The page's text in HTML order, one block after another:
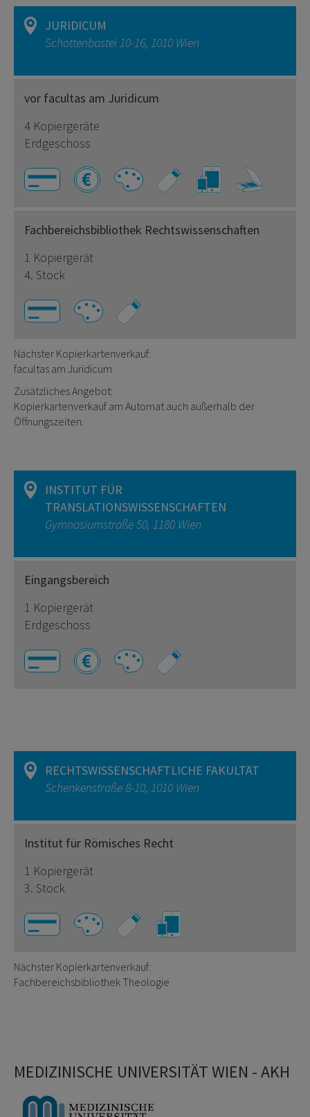
JURIDICUM
Schottenbastei 10-16, 1010 Wien
vor facultas am Juridicum
4 Kopiergeräte
Erdgeschoss
Fachbereichsbibliothek Rechtswissenschaften
1 Kopiergerät
4. Stock
Nächster Kopierkartenverkauf:
facultas am Juridicum
Zusätzliches Angebot:
Kopierkartenverkauf am Automat auch außerhalb der
Öffnungszeiten.
INSTITUT FÜR
TRANSLATIONSWISSENSCHAFTEN
Gymnasiumstraße 50, 1180 Wien
Eingangsbereich
1 Kopiergerät
Erdgeschoss
RECHTSWISSENSCHAFTLICHE FAKULTÄT
Schenkenstraße 8-10, 1010 Wien
Institut für Römisches Recht
1 Kopiergerät
3. Stock
Nächster Kopierkartenverkauf:
Fachbereichsbibliothek Theologie
MEDIZINISCHE UNIVERSITÄT WIEN - AKH